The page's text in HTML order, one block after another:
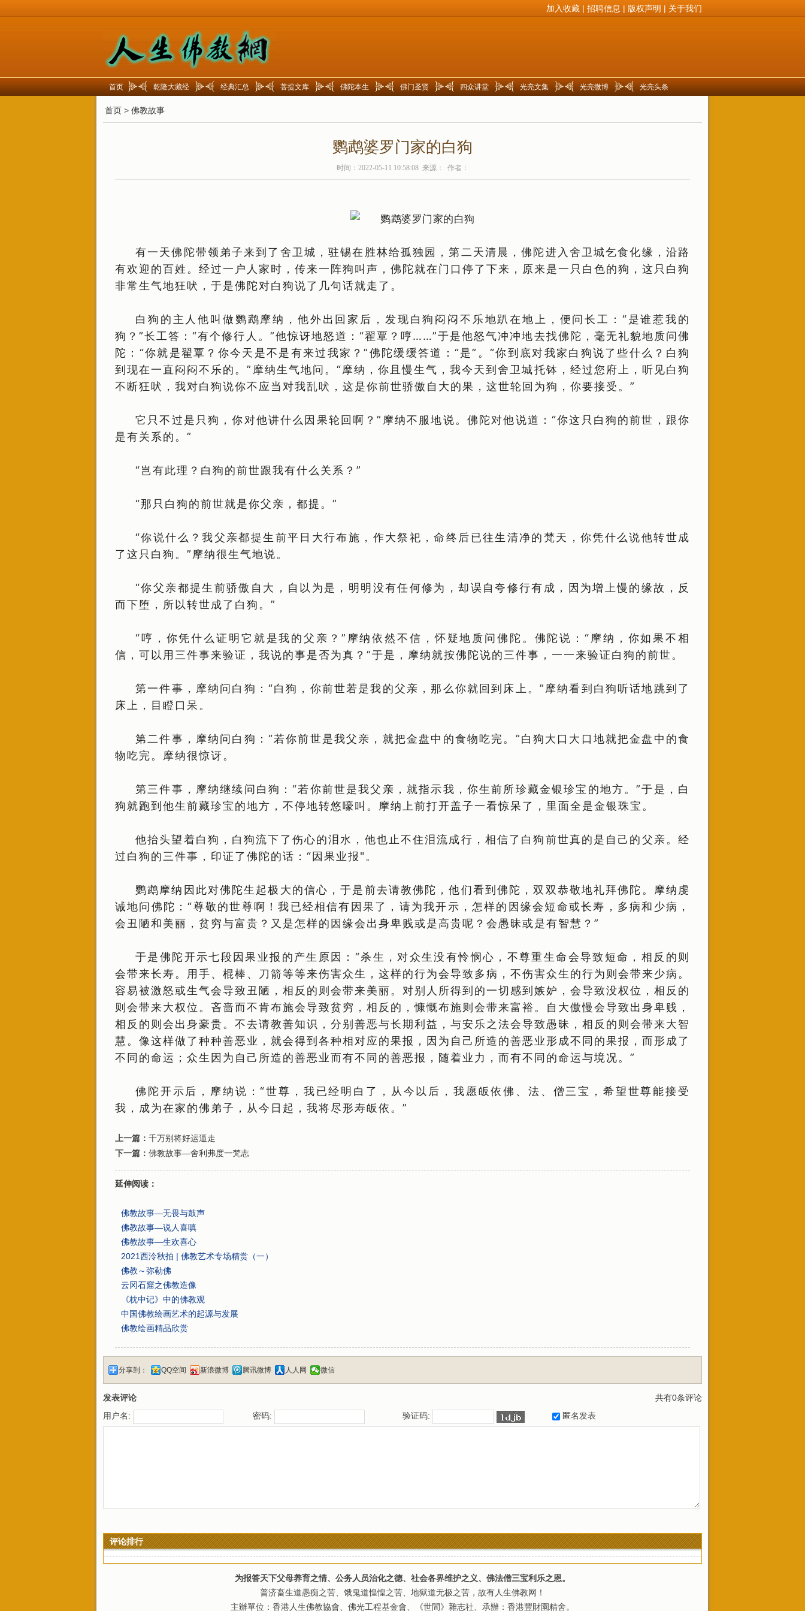
加入收藏 | 招聘信息 | 版权声明 | 关于我们
首页 乾隆大藏经 经典汇总 菩提文库 佛陀本生 佛门圣贤 四众讲堂 光亮文集 光亮微博 光亮头条
首页 > 佛教故事
鹦鹉婆罗门家的白狗
时间：2022-05-11 10:58:08 来源： 作者：
有一天佛陀带领弟子来到了舍卫城，驻锡在胜林给孤独园，第二天清晨，佛陀进入舍卫城乞食化缘，沿路
有欢迎的百姓。经过一户人家时，传来一阵狗叫声，佛陀就在门口停了下来，原来是一只白色的狗，这只白狗
非常生气地狂吠，于是佛陀对白狗说了几句话就走了。
白狗的主人他叫做鹦鹉摩纳，他外出回家后，发现白狗闷闷不乐地趴在地上，便问长工：“是谁惹我的
狗？”长工答：“有个修行人。”他惊讶地怒道：“翟覃？哼……”于是他怒气冲冲地去找佛陀，毫无礼貌地质问佛
陀：“你就是翟覃？你今天是不是有来过我家？”佛陀缓缓答道：“是”。“你到底对我家白狗说了些什么？白狗
到现在一直闷闷不乐的。”摩纳生气地问。“摩纳，你且慢生气，我今天到舍卫城托钵，经过您府上，听见白狗
不断狂吠，我对白狗说你不应当对我乱吠，这是你前世骄傲自大的果，这世轮回为狗，你要接受。”
它只不过是只狗，你对他讲什么因果轮回啊？”摩纳不服地说。佛陀对他说道：“你这只白狗的前世，跟你
是有关系的。”
“岂有此理？白狗的前世跟我有什么关系？”
“那只白狗的前世就是你父亲，都提。”
“你说什么？我父亲都提生前平日大行布施，作大祭祀，命终后已往生清净的梵天，你凭什么说他转世成
了这只白狗。”摩纳很生气地说。
“你父亲都提生前骄傲自大，自以为是，明明没有任何修为，却误自夸修行有成，因为增上慢的缘故，反
而下堕，所以转世成了白狗。”
“哼，你凭什么证明它就是我的父亲？”摩纳依然不信，怀疑地质问佛陀。佛陀说：“摩纳，你如果不相
信，可以用三件事来验证，我说的事是否为真？”于是，摩纳就按佛陀说的三件事，一一来验证白狗的前世。
第一件事，摩纳问白狗：“白狗，你前世若是我的父亲，那么你就回到床上。”摩纳看到白狗听话地跳到了
床上，目瞪口呆。
第二件事，摩纳问白狗：“若你前世是我父亲，就把金盘中的食物吃完。”白狗大口大口地就把金盘中的食
物吃完。摩纳很惊讶。
第三件事，摩纳继续问白狗：“若你前世是我父亲，就指示我，你生前所珍藏金银珍宝的地方。”于是，白
狗就跑到他生前藏珍宝的地方，不停地转悠嚎叫。摩纳上前打开盖子一看惊呆了，里面全是金银珠宝。
他抬头望着白狗，白狗流下了伤心的泪水，他也止不住泪流成行，相信了白狗前世真的是自己的父亲。经
过白狗的三件事，印证了佛陀的话：“因果业报"。
鹦鹉摩纳因此对佛陀生起极大的信心，于是前去请教佛陀，他们看到佛陀，双双恭敬地礼拜佛陀。摩纳虔
诚地问佛陀：“尊敬的世尊啊！我已经相信有因果了，请为我开示，怎样的因缘会短命或长寿，多病和少病，
会丑陋和美丽，贫穷与富贵？又是怎样的因缘会出身卑贱或是高贵呢？会愚昧或是有智慧？”
于是佛陀开示七段因果业报的产生原因：“杀生，对众生没有怜悯心，不尊重生命会导致短命，相反的则
会带来长寿。用手、棍棒、刀箭等等来伤害众生，这样的行为会导致多病，不伤害众生的行为则会带来少病。
容易被激怒或生气会导致丑陋，相反的则会带来美丽。对别人所得到的一切感到嫉妒，会导致没权位，相反的
则会带来大权位。吝啬而不肯布施会导致贫穷，相反的，慷慨布施则会带来富裕。自大傲慢会导致出身卑贱，
相反的则会出身豪贵。不去请教善知识，分别善恶与长期利益，与安乐之法会导致愚昧，相反的则会带来大智
慧。像这样做了种种善恶业，就会得到各种相对应的果报，因为自己所造的善恶业形成不同的果报，而形成了
不同的命运；众生因为自己所造的善恶业而有不同的善恶报，随着业力，而有不同的命运与境况。”
佛陀开示后，摩纳说：“世尊，我已经明白了，从今以后，我愿皈依佛、法、僧三宝，希望世尊能接受
我，成为在家的佛弟子，从今日起，我将尽形寿皈依。”
上一篇： 千万别将好运逼走
下一篇： 佛教故事—舍利弗度一梵志
延伸阅读：
佛教故事—无畏与鼓声
佛教故事—说人喜嗔
佛教故事—生欢喜心
2021西泠秋拍 | 佛教艺术专场精赏（一）
佛教～弥勒佛
云冈石窟之佛教造像
《枕中记》中的佛教观
中国佛教绘画艺术的起源与发展
佛教绘画精品欣赏
分享到： QQ空间 新浪微博 腾讯微博 人人网 微信
发表评论 共有0条评论
用户名:
密码: 验证码: 匿名发表
评论排行
为报答天下父母养育之情、公务人员治化之德、社会各界维护之义、佛法僧三宝利乐之恩。
普济畜生道愚痴之苦、饿鬼道惶惶之苦、地狱道无极之苦，故有人生佛教网！
主辦單位：香港人生佛教協會、佛光工程基金會、《世間》雜志社、承辦：香港豐財園精舍。